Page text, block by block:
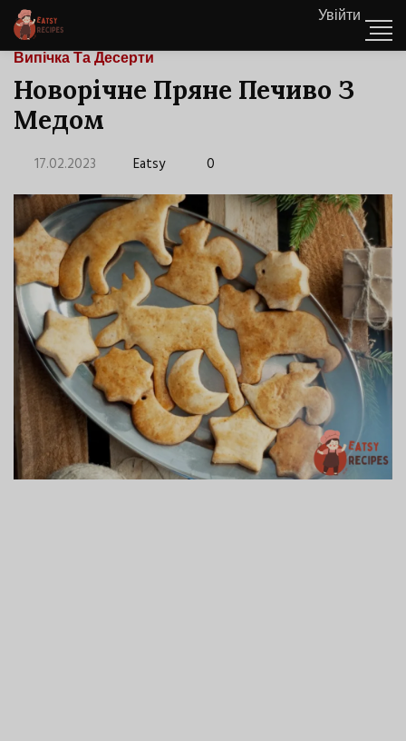
Увійти
Випічка Та Десерти
Новорічне Пряне Печиво З
Медом
17.02.2023 Eatsy 0